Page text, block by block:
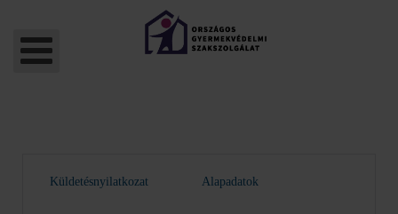
Küldetésnyilatkozat Alapadatok